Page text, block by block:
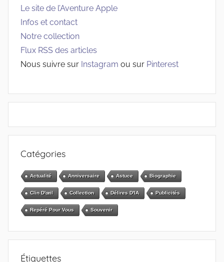
Le site de l’Aventure Apple
Infos et contact
Notre collection
Flux RSS des articles
Nous suivre sur Instagram ou sur Pinterest
Catégories
Actualité Anniversaire Astuce Biographie
Clin D'œil Collection Délires D'IA Publicités
Repéré Pour Vous Souvenir
Étiquettes